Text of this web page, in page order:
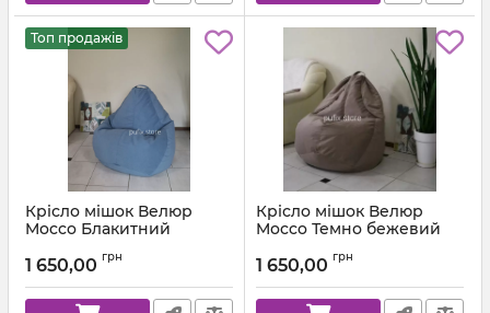
Топ продажів
Крісло мішок Велюр
Mocco Блакитний
1 650,00 грн
Крісло мішок Велюр
Mocco Темно бежевий
1 650,00 грн